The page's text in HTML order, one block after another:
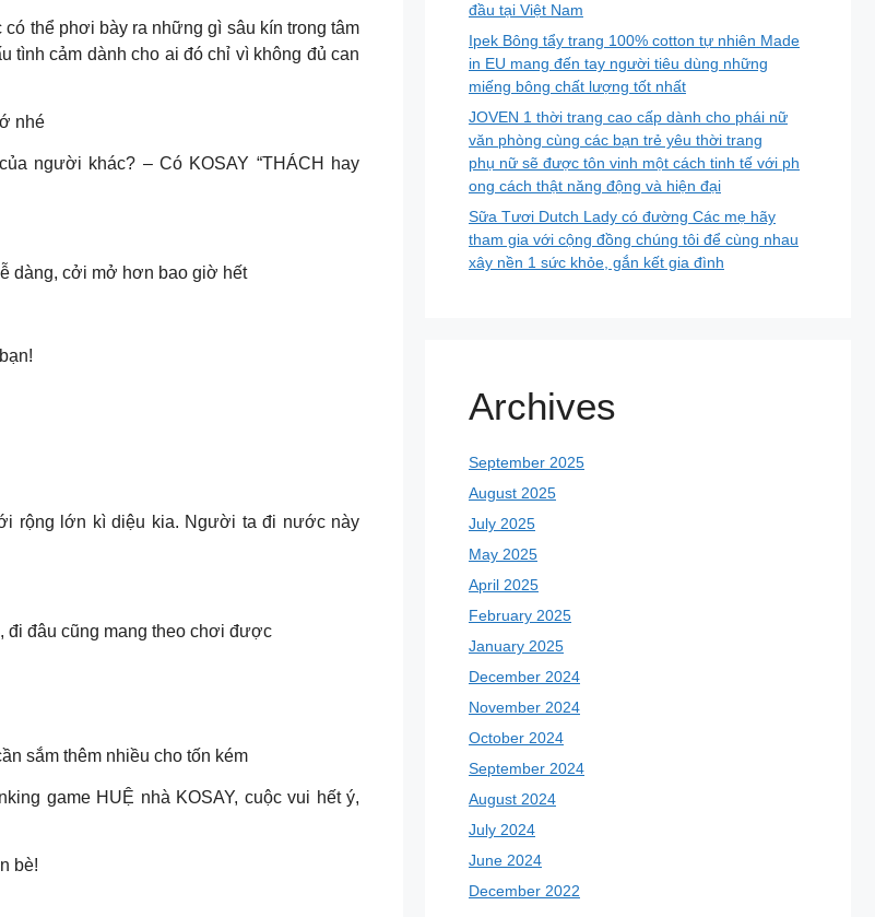
thể phơi bày ra những gì sâu kín trong tâm
tình cảm dành cho ai đó chỉ vì không đủ can
nhé
người khác? – Có KOSAY “THÁCH hay
dàng, cởi mở hơn bao giờ hết
rộng lớn kì diệu kia. Người ta đi nước này
đi đâu cũng mang theo chơi được
sắm thêm nhiều cho tốn kém
game HUỆ nhà KOSAY, cuộc vui hết ý,
bè!
đầu tại Việt Nam
Ipek Bông tẩy trang 100% cotton tự nhiên Made
in EU mang đến tay người tiêu dùng những
miếng bông chất lượng tốt nhất
JOVEN 1 thời trang cao cấp dành cho phái nữ
văn phòng cùng các bạn trẻ yêu thời trang
phụ nữ sẽ được tôn vinh một cách tinh tế với ph
ong cách thật năng động và hiện đại
Sữa Tươi Dutch Lady có đường Các mẹ hãy
tham gia với cộng đồng chúng tôi để cùng nhau
xây nền 1 sức khỏe, gắn kết gia đình
Archives
September 2025
August 2025
July 2025
May 2025
April 2025
February 2025
January 2025
December 2024
November 2024
October 2024
September 2024
August 2024
July 2024
June 2024
December 2022